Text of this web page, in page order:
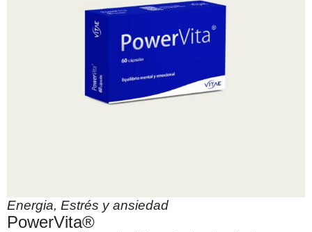
Energia, Estrés y ansiedad
PowerVita®